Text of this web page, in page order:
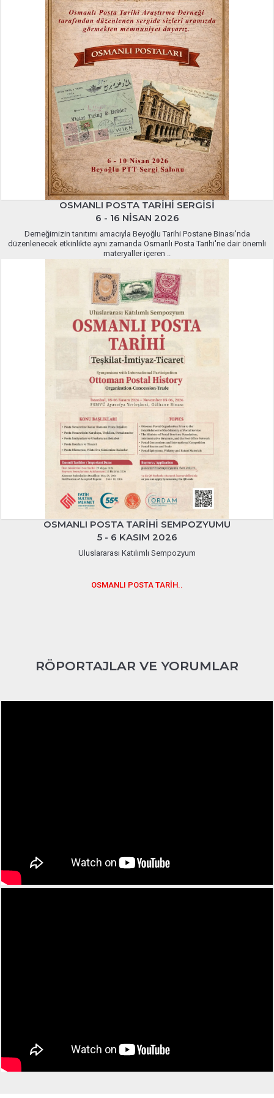
OSMANLI POSTA TARIHI SERGISI
6 - 16 NISAN 2026
Derneğimizin tanıtımı amacıyla Beyoğlu Tarihi Postane Binası'nda
düzenlenecek etkinlikte aynı zamanda Osmanlı Posta Tarihi'ne dair önemli
materyaller içeren ..
OSMANLI POSTA TARIHI SEMPOZYUMU
5 - 6 KASIM 2026
Uluslararası Katılımlı Sempozyum
OSMANLI POSTA TARİH..
RÖPORTAJLAR VE YORUMLAR